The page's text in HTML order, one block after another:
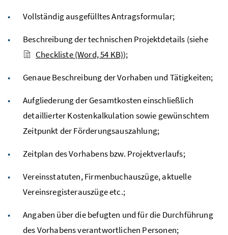
Vollständig ausgefülltes Antragsformular;
Beschreibung der technischen Projektdetails (siehe
Checkliste(Word, 54 KB));
Genaue Beschreibung der Vorhaben und Tätigkeiten;
Aufgliederung der Gesamtkosten einschließlich
detaillierter Kostenkalkulation sowie gewünschtem
Zeitpunkt der Förderungsauszahlung;
Zeitplan des Vorhabens bzw. Projektverlaufs;
Vereinsstatuten, Firmenbuchauszüge, aktuelle
Vereinsregisterauszüge etc.;
Angaben über die befugten und für die Durchführung
des Vorhabens verantwortlichen Personen;